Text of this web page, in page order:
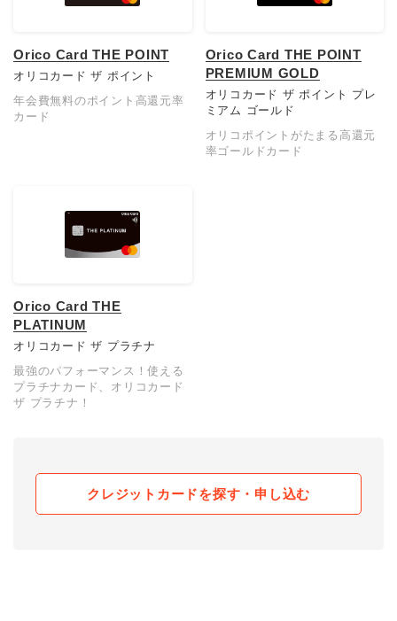
Orico Card THE POINT
オリコカード ザ ポイント
年会費無料のポイント高還元率
カード
Orico Card THE POINT
PREMIUM GOLD
オリコカード ザ ポイント プレ
ミアム ゴールド
オリコポイントがたまる高還元
率ゴールドカード
Orico Card THE
PLATINUM
オリコカード ザ プラチナ
最強のパフォーマンス！使える
プラチナカード、オリコカード
ザ プラチナ！
クレジットカードを探す・申し込む